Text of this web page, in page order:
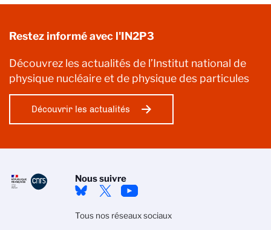
Restez informé avec l'IN2P3
Découvrez les actualités de l’Institut national de
physique nucléaire et de physique des particules
Découvrir les actualités
Nous suivre
Tous nos réseaux sociaux